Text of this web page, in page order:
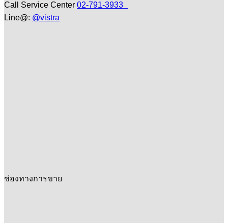
Call Service Center 02-791-3933
Line@: @vistra
ช่องทางการขาย